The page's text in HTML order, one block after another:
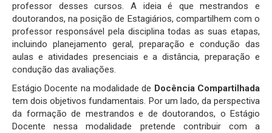
professor desses cursos. A ideia é que mestrandos e
doutorandos, na posição de Estagiários, compartilhem com o
professor responsável pela disciplina todas as suas etapas,
incluindo planejamento geral, preparação e condução das
aulas e atividades presenciais e a distância, preparação e
condução das avaliações.
Estágio Docente na modalidade de Docência Compartilhada
tem dois objetivos fundamentais. Por um lado, da perspectiva
da formação de mestrandos e de doutorandos, o Estágio
Docente nessa modalidade pretende contribuir com a